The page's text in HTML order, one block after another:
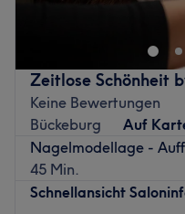
Zeitlose Schönheit
Keine Bewertungen
Bückeburg
Auf
Nagelmodellage -
45 Min.
Schnellansicht